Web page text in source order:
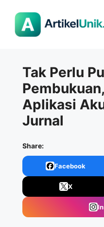
Tak Perlu
Aplikasi
Jurnal
Share:
Facebook
X